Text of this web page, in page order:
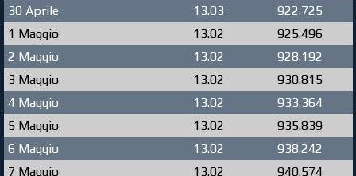
30 Aprile
13.03
922.725
1 Maggio
13.02
925.496
2 Maggio
13.02
928.192
3 Maggio
13.02
930.815
4 Maggio
13.02
933.364
5 Maggio
13.02
935.839
6 Maggio
13.02
938.242
7 Maggio
13.02
940.574